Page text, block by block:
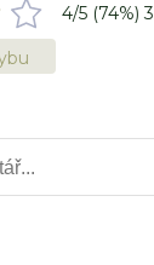
4/5 (74%)3